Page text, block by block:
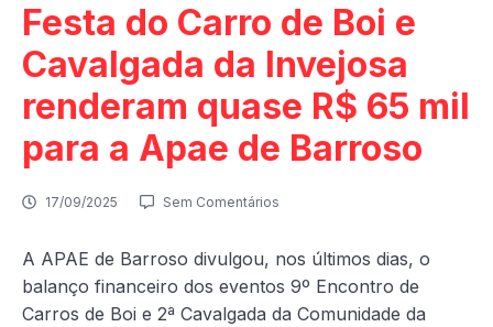
Festa do Carro de Boi e
Cavalgada da Invejosa
renderam quase R$ 65 mil
para a Apae de Barroso
17/09/2025 Sem Comentários
A APAE de Barroso divulgou, nos últimos dias, o
balanço financeiro dos eventos 9º Encontro de
Carros de Boi e 2ª Cavalgada da Comunidade da